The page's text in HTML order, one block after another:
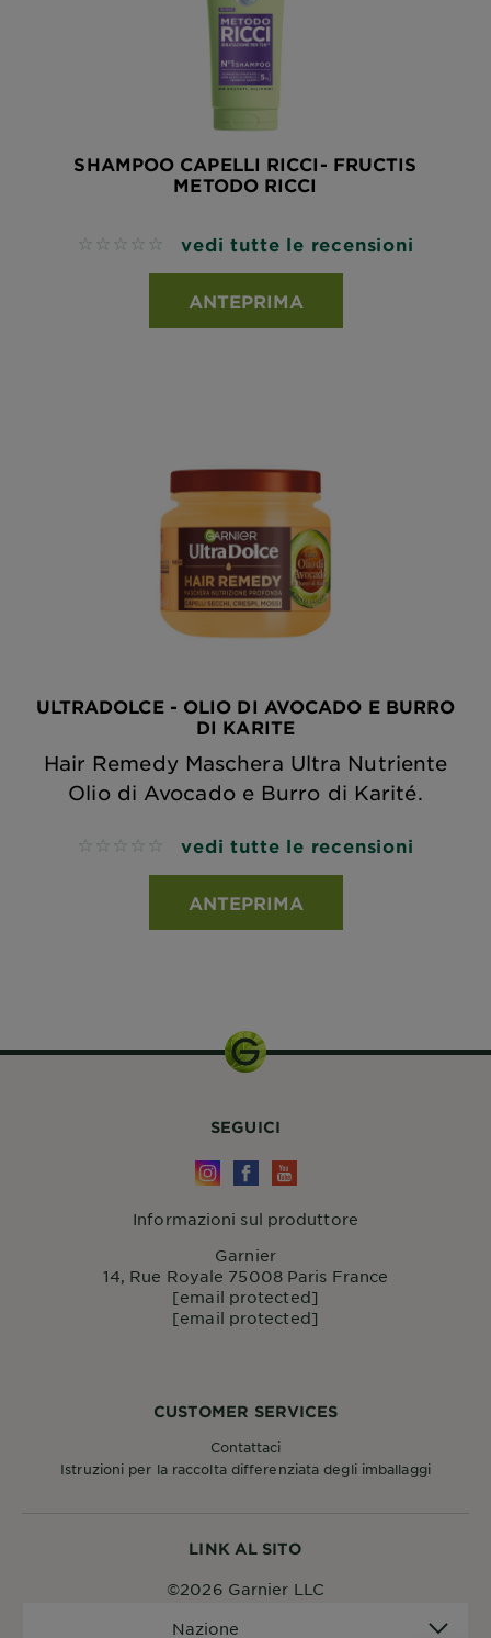
SHAMPOO CAPELLI RICCI- FRUCTIS
METODO RICCI
No reviews vedi tutte le recensioni
ANTEPRIMA
ULTRADOLCE - OLIO DI AVOCADO E BURRO
DI KARITE
Hair Remedy Maschera Ultra Nutriente
Olio di Avocado e Burro di Karité.
No reviews vedi tutte le recensioni
ANTEPRIMA
LINK AL SITO
Nazione
©2026 Garnier LLC
CUSTOMER SERVICES
Contattaci
Istruzioni per la raccolta differenziata degli imballaggi
SEGUICI
Informazioni sul produttore
Garnier
14, Rue Royale 75008 Paris France
[email protected]
[email protected]